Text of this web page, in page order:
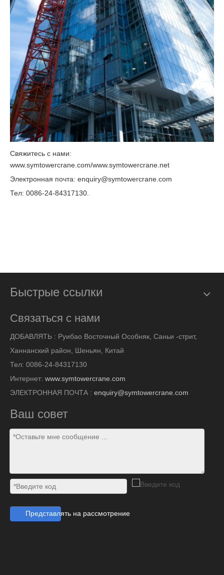
Свяжитесь с нами:
www.symtowercrane.com/www.symtowercrane.net
Электронная почта: enquiry@symtowercrane.com
Тел: 0086-24-84317130.
Быстрые ссылки
Связаться с нами
ДОБАВЛЯТЬ : Руибао Восточный Особняк, Саньи -стрит,
Ханнанский район, Шеньян, Китай
Тел: 0086-24-84317130
Интернет: www.symtowercrane.com
ЭЛЕКТРОННАЯ ПОЧТА : enquiry@symtowercrane.com
Ваш совет
Представлять на рассмотрение